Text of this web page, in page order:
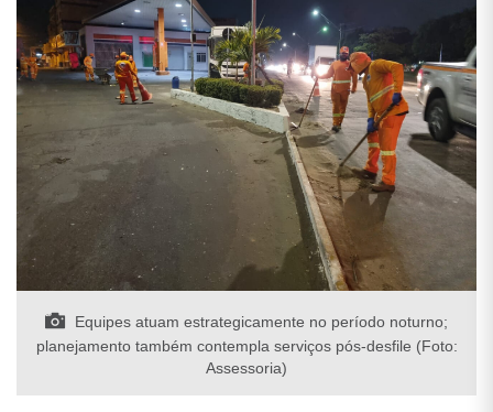
Equipes atuam estrategicamente no período noturno;
planejamento também contempla serviços pós-desfile (Foto:
Assessoria)